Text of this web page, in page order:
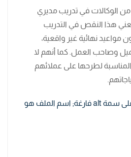
من الوكالات في تدريب مديري
هذا النقص في التدريب
مواعيد نهائية غير واقعية،
وصاحب العمل. كما أنهم لا
لطرحها على عملائهم